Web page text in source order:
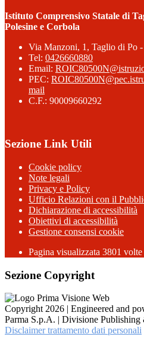
Istituto Comprensivo Statale di
Polesine e Corbola
Via Manzoni, 1, Taglio di Po
Tel: 0426660880
Email:
PEC:
mail
C.F.: 90009660292
Sezione Link Utili
Cookie policy
Note legali
Privacy e Policy
Ufficio Relazioni con il
Dichiarazione di accessibilità
Obiettivi di accessibilità
Gestione consensi cookie
Pagina visualizzata 3801 volte
Sezione Copyright
Copyright 2026 | Engineered and
Parma S.p.A. | Divisione
Disclaimer trattamento dati personali